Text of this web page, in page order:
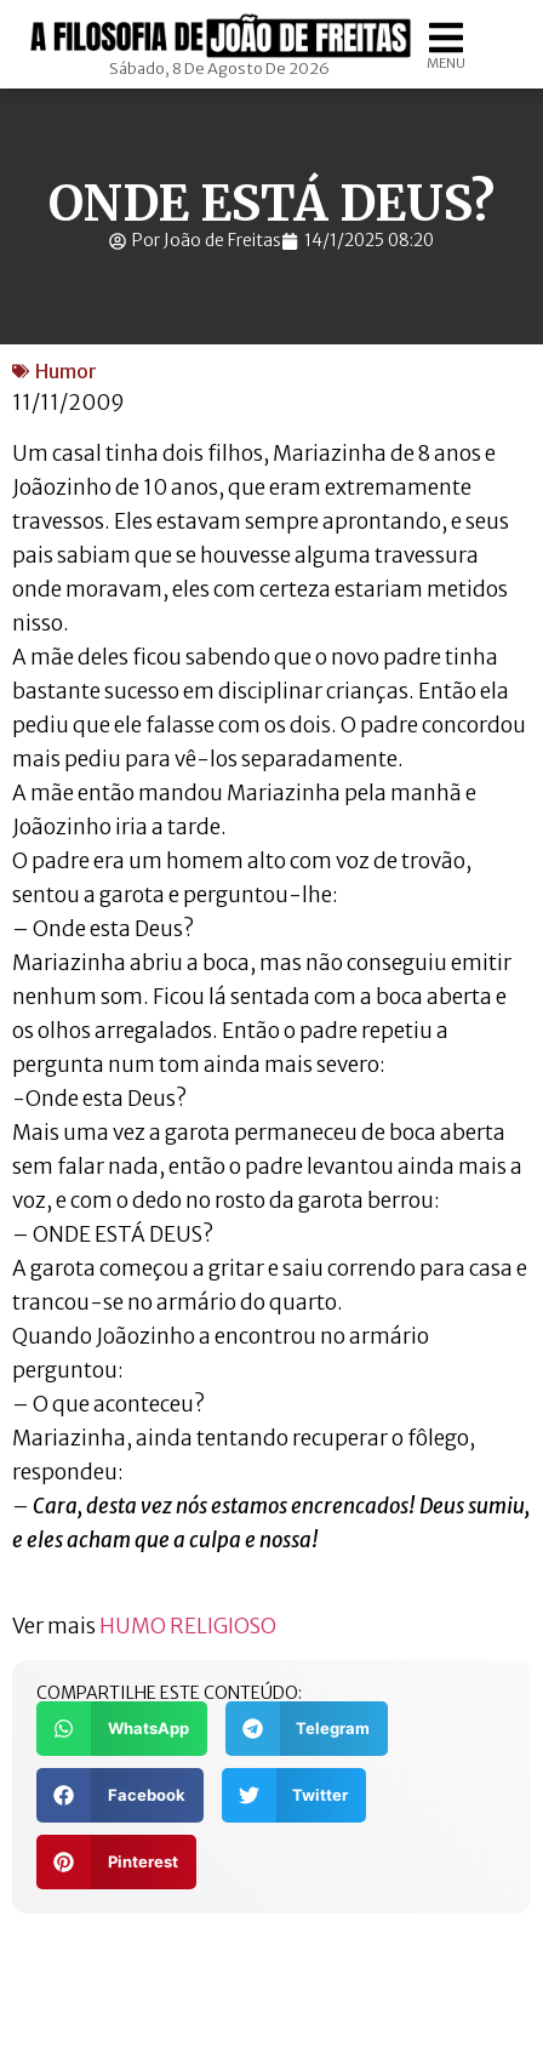
Sábado, 8 De Agosto De 2026 MENU
ONDE ESTÁ DEUS?
Por João de Freitas 14/1/2025 08:20
Humor
11/11/2009
Um casal tinha dois filhos, Mariazinha de 8 anos e
Joãozinho de 10 anos, que eram extremamente
travessos. Eles estavam sempre aprontando, e seus
pais sabiam que se houvesse alguma travessura
onde moravam, eles com certeza estariam metidos
nisso.
A mãe deles ficou sabendo que o novo padre tinha
bastante sucesso em disciplinar crianças. Então ela
pediu que ele falasse com os dois. O padre concordou
mais pediu para vê-los separadamente.
A mãe então mandou Mariazinha pela manhã e
Joãozinho iria a tarde.
O padre era um homem alto com voz de trovão,
sentou a garota e perguntou-lhe:
– Onde esta Deus?
Mariazinha abriu a boca, mas não conseguiu emitir
nenhum som. Ficou lá sentada com a boca aberta e
os olhos arregalados. Então o padre repetiu a
pergunta num tom ainda mais severo:
-Onde esta Deus?
Mais uma vez a garota permaneceu de boca aberta
sem falar nada, então o padre levantou ainda mais a
voz, e com o dedo no rosto da garota berrou:
– ONDE ESTÁ DEUS?
A garota começou a gritar e saiu correndo para casa e
trancou-se no armário do quarto.
Quando Joãozinho a encontrou no armário
perguntou:
– O que aconteceu?
Mariazinha, ainda tentando recuperar o fôlego,
respondeu:
– Cara, desta vez nós estamos encrencados! Deus sumiu,
e eles acham que a culpa e nossa!
Ver mais HUMO RELIGIOSO
COMPARTILHE ESTE CONTEÚDO:
WhatsApp Telegram
Facebook Twitter
Pinterest